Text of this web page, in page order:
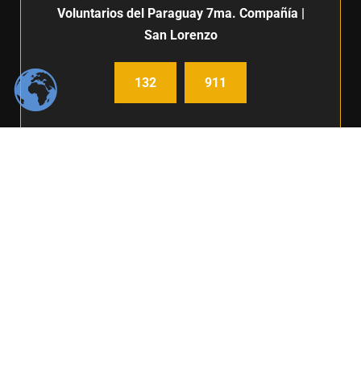
Voluntarios del Paraguay 7ma. Compañía |
San Lorenzo
132 911